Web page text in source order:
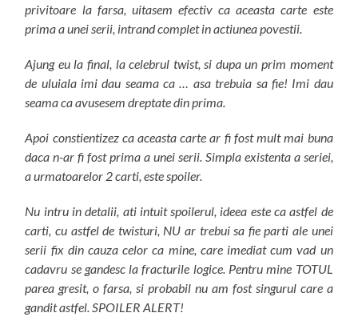
privitoare la farsa, uitasem efectiv ca aceasta carte este
prima a unei serii, intrand complet in actiunea povestii.
Ajung eu la final, la celebrul twist, si dupa un prim moment
de uluiala imi dau seama ca … asa trebuia sa fie! Imi dau
seama ca avusesem dreptate din prima.
Apoi constientizez ca aceasta carte ar fi fost mult mai buna
daca n-ar fi fost prima a unei serii. Simpla existenta a seriei,
a urmatoarelor 2 carti, este spoiler.
Nu intru in detalii, ati intuit spoilerul, ideea este ca astfel de
carti, cu astfel de twisturi, NU ar trebui sa fie parti ale unei
serii fix din cauza celor ca mine, care imediat cum vad un
cadavru se gandesc la fracturile logice. Pentru mine TOTUL
parea gresit, o farsa, si probabil nu am fost singurul care a
gandit astfel. SPOILER ALERT!